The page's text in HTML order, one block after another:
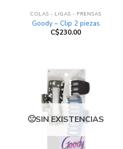
COLAS - LIGAS - PRENSAS
Goody – Clip 2 piezas
C$230.00
SIN EXISTENCIAS